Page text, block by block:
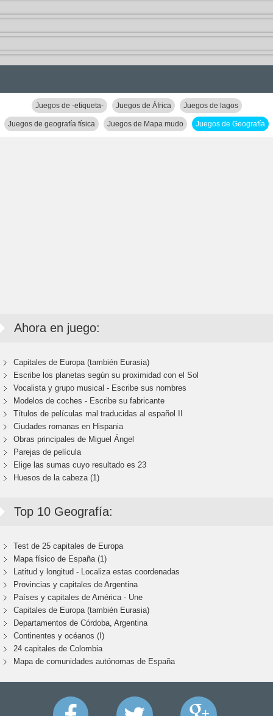
Juegos de -etiqueta- Juegos de África Juegos de lagos
Juegos de geografía física Juegos de Mapa mudo Juegos de Geografía
Ahora en juego:
Capitales de Europa (también Eurasia)
Escribe los planetas según su proximidad con el Sol
Vocalista y grupo musical - Escribe sus nombres
Modelos de coches - Escribe su fabricante
Títulos de películas mal traducidas al español II
Ciudades romanas en Hispania
Obras principales de Miguel Ángel
Parejas de película
Elige las sumas cuyo resultado es 23
Huesos de la cabeza (1)
Top 10 Geografía:
Test de 25 capitales de Europa
Mapa físico de España (1)
Latitud y longitud - Localiza estas coordenadas
Provincias y capitales de Argentina
Países y capitales de América - Une
Capitales de Europa (también Eurasia)
Departamentos de Córdoba, Argentina
Continentes y océanos (I)
24 capitales de Colombia
Mapa de comunidades autónomas de España